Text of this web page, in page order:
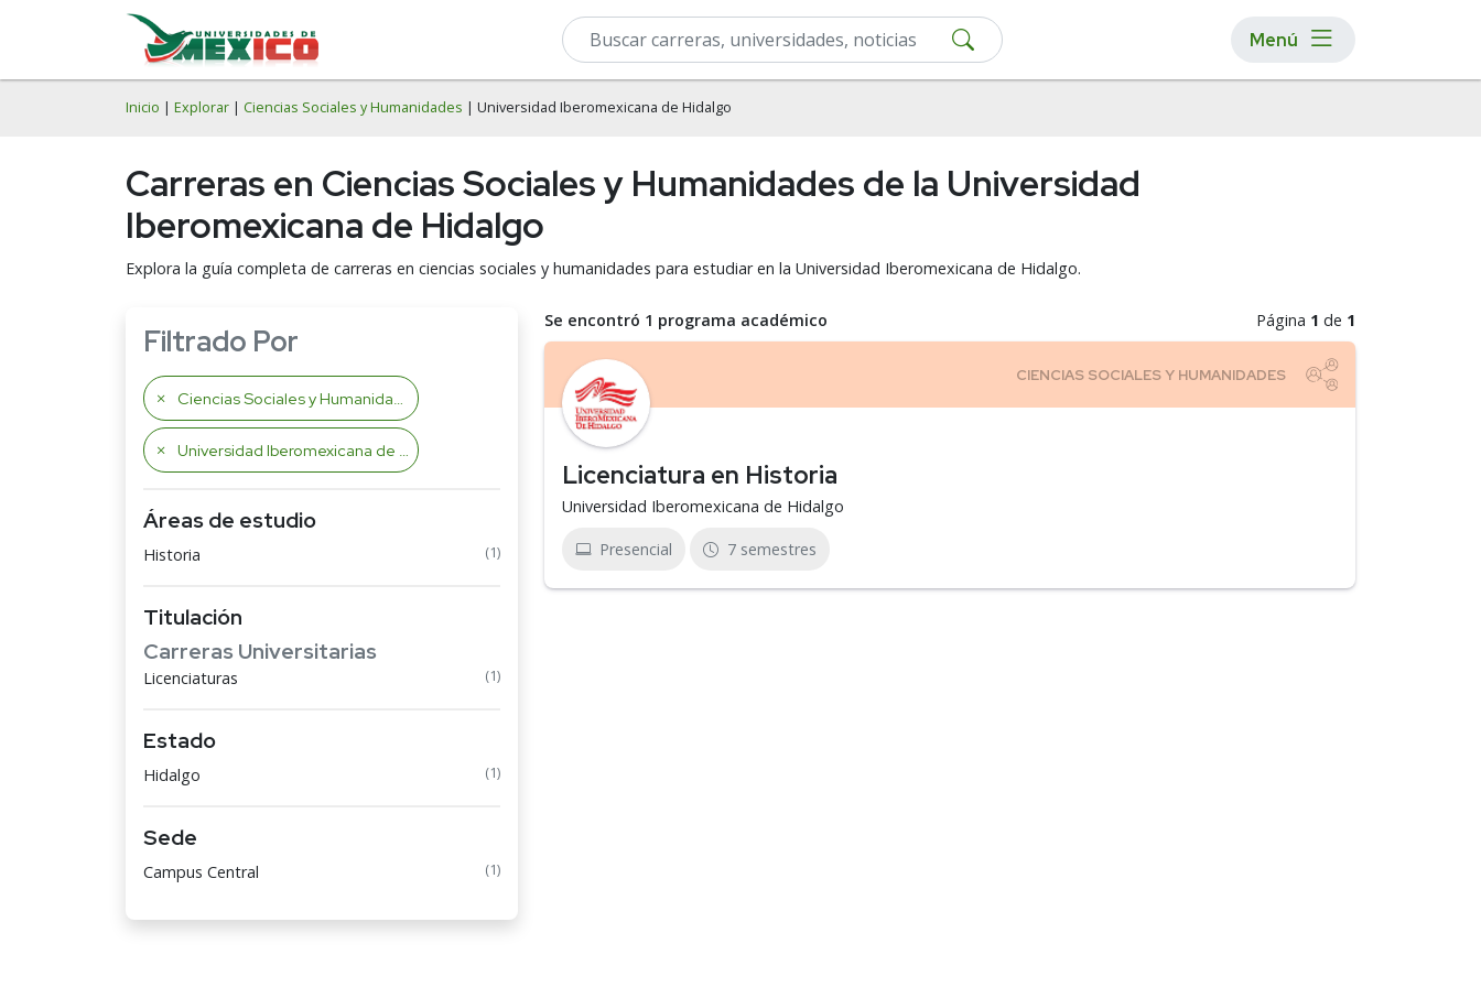
Menú
Inicio | Explorar | Ciencias Sociales y Humanidades | Universidad Iberomexicana de Hidalgo
Carreras en Ciencias Sociales y Humanidades de la Universidad
Iberomexicana de Hidalgo
Explora la guía completa de carreras en ciencias sociales y humanidades para estudiar en la Universidad Iberomexicana de Hidalgo.
Filtrado Por
Ciencias Sociales y Humanidades
Universidad Iberomexicana de Hidalgo
Áreas de estudio
Historia (1)
Titulación
Carreras Universitarias
Licenciaturas (1)
Estado
Hidalgo (1)
Sede
Campus Central (1)
Se encontró 1 programa académico Página 1 de 1
Licenciatura en Historia
Universidad Iberomexicana de Hidalgo
Presencial 7 semestres